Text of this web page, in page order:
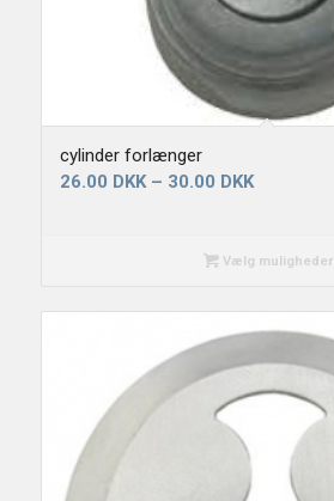
cylinder forlænger
26.00 DKK– 30.00 DKK
Vælg muligheder